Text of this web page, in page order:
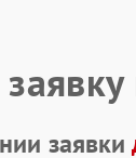
заявки